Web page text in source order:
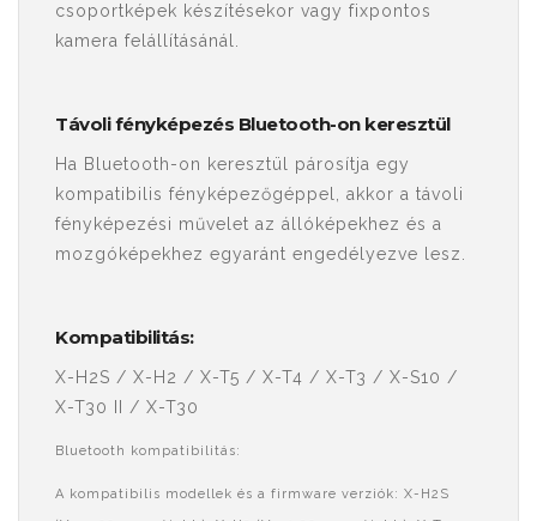
csoportképek készítésekor vagy fixpontos
kamera felállításánál.
Távoli fényképezés Bluetooth-on keresztül
Ha Bluetooth-on keresztül párosítja egy
kompatibilis fényképezőgéppel, akkor a távoli
fényképezési művelet az állóképekhez és a
mozgóképekhez egyaránt engedélyezve lesz.
Kompatibilitás:
X-H2S / X-H2 / X-T5 / X-T4 / X-T3 / X-S10 /
X-T30 II / X-T30
Bluetooth kompatibilitás:
A kompatibilis modellek és a firmware verziók: X-H2S